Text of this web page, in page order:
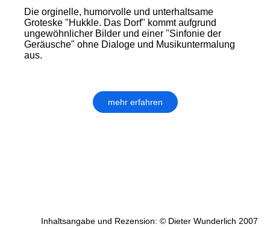
Die orginelle, humorvolle und unterhaltsame
Groteske "Hukkle. Das Dorf" kommt aufgrund
ungewöhnlicher Bilder und einer "Sinfonie der
Geräusche" ohne Dialoge und Musikuntermalung
aus.
mehr erfahren
Inhaltsangabe und Rezension: © Dieter Wunderlich 2007